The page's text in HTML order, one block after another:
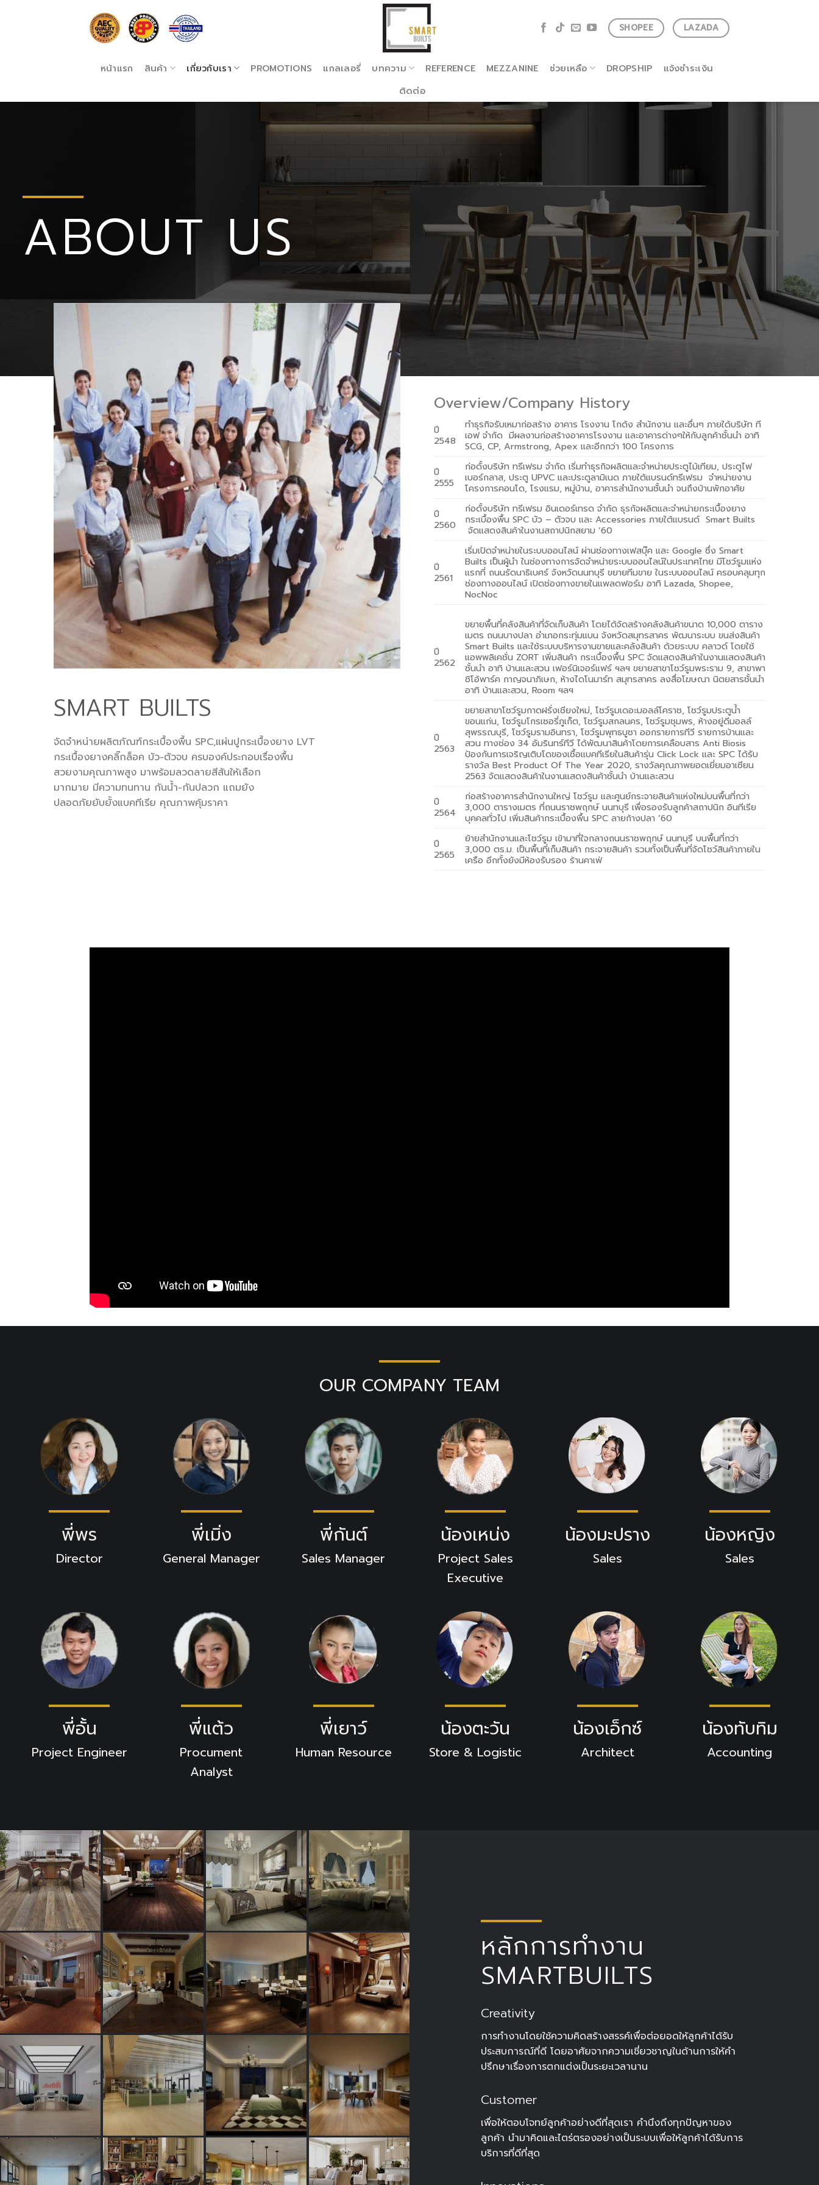
SHOPEE LAZADA
หน้าแรก สินค้า เกี่ยวกับเรา PROMOTIONS แกลเลอรี่ บทความ REFERENCE MEZZANINE ช่วยเหลือ DROPSHIP
แจ้งชำระเงิน
ติดต่อ
ABOUT US
SMART BUILTS
จัดจำหน่ายผลิตภัณฑ์กระเบื้องพื้น SPC,แผ่นปูกระเบื้องยาง LVT
กระเบื้องยางคลิ๊กล็อค บัว-ตัวจบ ครบองค์ประกอบเรื่องพื้น
สวยงามคุณภาพสูง มาพร้อมลวดลายสีสันให้เลือก
มากมาย มีความทนทาน กันน้ำ-กันปลวก แถมยัง
ปลอดภัยยับยั้งแบคทีเรีย คุณภาพคุ้มราคา
Overview/Company History
ปี
2548
ทำธุรกิจรับเหมาก่อสร้าง อาคาร โรงงาน โกด้ง สำนักงาน และอื่นๆ ภายใด้บริษัท ที
เอฟ จำกัด มีผลงานก่อสร้างอาคารโรงงาน และอาคารด่างๆให้กับลูกค้าชั้นนำ อาทิ
SCG, CP, Armstrong, Apex และอีกกว่า 100 โครงการ
ปี
2555
ก่อดั้งบริษัท ทรีเฟรม จำกัด เริ่มทำธุรกิจผลิตและจำหน่ายประตูไม้เทียม, ประตูไฟ
เบอร์กลาส, ประตู UPVC และประตูลามิเนด ภายใต้แบรนด์ทรีเฟรม จำหน่ายงาน
โครงการคอนโด, โรงแรม, หมู่บ้าน, อาคารสำนักงานชั้นนำ จนถึงบ้านพักอาศัย
ปี
2560
ก่อดั้งบริษัท ทรีเฟรม อินเดอร์เทรด จำกัด ธุรกัจผลิตและจำหน่ายกระเบื้องยาง
กระเบื้องพื้น SPC บัว – ตัวจบ และ Accessories ภายใต้แบรนด์ Smart Builts
จัดแสดงสินค้าในงานสถาปนิกสยาม ’60
ปี
2561
เริ่มเปิดจำหน่ายในระบบออนไลน์ ผ่านช่องทางเฟสบุ๊ค และ Google ซึ่ง Smart
Builts เป็นผู้นำ ในช่องทางการจัดจำหน่ายระบบออนไลน์ในประเทศไทย มีโชว์รูมแห่ง
แรกที่ ถนนรัดนาธิเบศร์ จังหวัดนนทบุรี ขยายทีมขาย ในระบบออนไลน์ ครอบคลุมทุก
ช่องทางออนไลน์ เปิดช่องทางขายในแพลดฟอร์ม อาทิ Lazada, Shopee,
NocNoc
ปี
2562
ขยายพื้นที่คลังสินค้าที่จัดเก็บสินค้า โดยได้จัดสร้างคลังสินค้าขนาด 10,000 ตาราง
เมตร ถนนบางปลา อำเภอกระทุ่มแบน จังหวัดสมุทรสาคร พัฒนาระบบ ขนส่งสินค้า
Smart Builts และใช้ระบบบริหารงานขายและคลังสินค้า ด้วยระบบ คลาวด์ โดยใช้
แอพพลิเคชั่น ZORT เพิ่มสินค้า กระเบื้องพื้น SPC จัดแสดงสินค้าในงานแสดงสินค้า
ชั้นนำ อาทิ บ้านและสวน เฟอร์นิเจอร์แฟร์ ฯลฯ ขยายสาขาโชว์รูมพระราม 9, สาขาพา
ชิโอ้พาร์ค กาญจนาภิเษก, ห้างไดโนมาร์ท สมุทรสาคร ลงสื่อโฆษณา นิตยสารชั้นนำ
อาทิ บ้านและสวน, Room ฯลฯ
ปี
2563
ขยายสาขาโชว์รูมกาดฝรั่งเชียงใหม่, โชว์รูมเดอะมอลล์โคราช, โชว์รูมประตูน้ำ
ขอนแก่น, โชว์รูมโกรเซอรี่ภูเก็ต, โชว์รูมสกลนคร, โชว์รูมชุมพร, ห้างอยู่ดีมอลล์
สุพรรณบุรี, โชว์รูมรามอินทรา, โชว์รูมพุทธบูชา ออกรายการทีวี รายการบ้านและ
สวน ทางช่อง 34 อัมรินทร์ทีวี ได้พัฒนาสินค้าโดยการเคลือบสาร Anti Biosis
ป้องกันการเจริญเติบโดของเชื้อแบคทีเรียในสินค้ารุ่น Click Lock และ SPC ได้รับ
รางวัล Best Product Of The Year 2020, รางวัลคุณภาพยอดเยี่ยมอาเซียน
2563 จัดแสดงสินค้าในงานแสดงสินค้าชั้นนำ บ้านและสวน
ปี
2564
ก่อสร้างอาคารสำนักงานใหญ่ โชว์รูม และศูนย์กระจายสินค้าแห่งใหม่บนพื้นที่กว่า
3,000 ตารางเมตร ที่ถนนราชพฤกษ์ นนทบุรี เพื่อรองรับลูกค้าสถาปนิก อินทีเรีย
บุคคลทั่วไป เพิ่มสินค้ากระเบื้องพื้น SPC ลายก้างปลา ’60
ปี
2565
ย้ายสำนักงานและโชว์รูม เข้ามาที่ใจกลางถนนราชพฤกษ์ นนทบุรี บนพื้นที่กว่า
3,000 ตร.ม. เป็นพื้นที่เก็บสินค้า กระจายสินค้า รวมทั้งเป็นพื้นที่จัดโชว์สินค้าภายใน
เครือ อีกทั้งยังมีห้องรับรอง ร้านคาเฟ่
OUR COMPANY TEAM
พี่พร
Director
พี่เมิ่ง
General Manager
พี่กันต์
Sales Manager
น้องเหน่ง
Project Sales
Executive
น้องมะปราง
Sales
น้องหญิง
Sales
พี่อั้น
Project Engineer
พี่แต้ว
Procument
Analyst
พี่เยาว์
Human Resource
น้องตะวัน
Store & Logistic
น้องเอ็กซ์
Architect
น้องทับทิม
Accounting
หลักการทำงาน
SMARTBUILTS
Creativity
การทำงานโดยใช้ความคิดสร้างสรรค์เพื่อต่อยอดให้ลูกค้าได้รับ
ประสบการณ์ที่ดี โดยอาศัยจากความเชี่ยวชาญในด้านการให้คำ
ปรึกษาเรื่องการตกแต่งเป็นระยะเวลานาน
Customer
เพื่อให้ตอบโจทย์ลูกค้าอย่างดีที่สุดเรา คำนึงถึงทุกปัญหาของ
ลูกค้า นำมาคิดและไตร่ตรองอย่างเป็นระบบเพื่อให้ลูกค้าได้รับการ
บริการที่ดีที่สุด